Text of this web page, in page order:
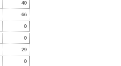
40
-66
0
0
29
0